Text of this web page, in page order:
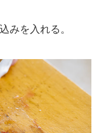
みを入れる。